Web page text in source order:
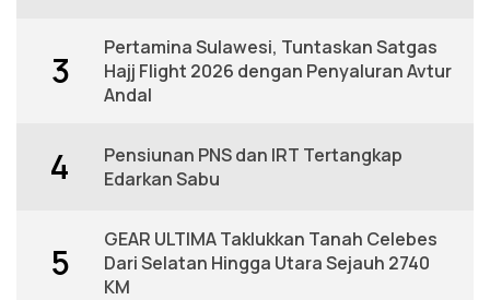
3
Pertamina Sulawesi, Tuntaskan Satgas
Hajj Flight 2026 dengan Penyaluran Avtur
Andal
4
Pensiunan PNS dan IRT Tertangkap
Edarkan Sabu
5
GEAR ULTIMA Taklukkan Tanah Celebes
Dari Selatan Hingga Utara Sejauh 2740
KM